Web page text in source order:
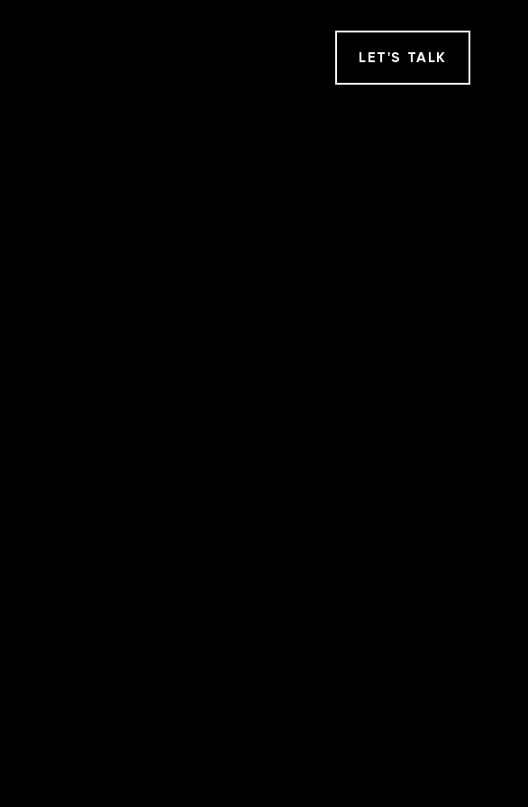
LET'S TALK